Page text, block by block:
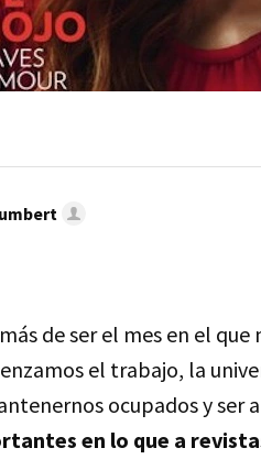
de ser el mes en el
el trabajo, la
ocupados y ser
en lo que a